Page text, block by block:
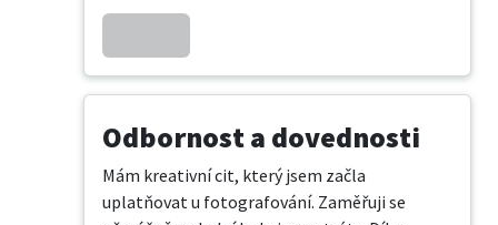
Odbornost a dovednosti
Mám kreativní cit, který jsem začla
uplatňovat u fotografování. Zaměřuji se